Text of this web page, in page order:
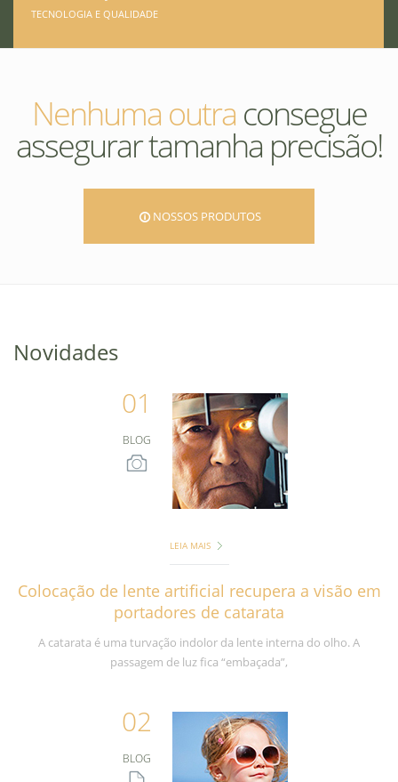
TECNOLOGIA E QUALIDADE
Nenhuma outra consegue
assegurar tamanha precisão!
NOSSOS PRODUTOS
Novidades
01
BLOG
LEIA MAIS
Colocação de lente artificial recupera a visão em
portadores de catarata
A catarata é uma turvação indolor da lente interna do olho. A
passagem de luz fica “embaçada”,
02
BLOG